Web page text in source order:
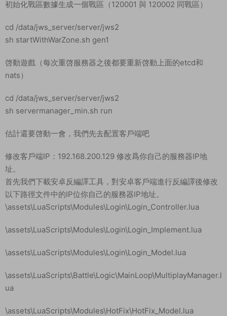
初始化戰區數據生成一個戰區（120001 與 120002 同戰區）
cd /data/jws_server/server/jws2
sh startWithWarZone.sh gen1
啓動遊戲（每次重啓服務器之後都要重新啓動上面的etcd和
nats）
cd /data/jws_server/server/jws2
sh servermanager_min.sh run
估計還要啓動一會，我們先去配置客戶端吧
修改客戶端IP：192.168.200.129 修改爲你自己的服務器IP地
址。
首先我們下載安卓反編譯工具，對安卓客戶端進行反編譯後修改
以下路徑文件中的IP位你自己的服務器IP地址。
\assets\LuaScripts\Modules\Login\Login_Controller.lua
\assets\LuaScripts\Modules\Login\Login_Implement.lua
\assets\LuaScripts\Modules\Login\Login_Model.lua
\assets\LuaScripts\Battle\Logic\MainLoop\MultiplayManager.l
ua
\assets\LuaScripts\Modules\HotFix\HotFix_Model.lua